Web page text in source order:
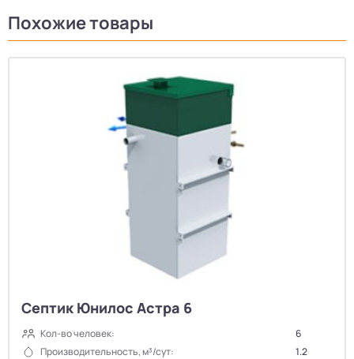
Похожие товары
Септик Юнилос Астра 6
Кол-во человек:
6
Производительность, м³/сут:
1.2